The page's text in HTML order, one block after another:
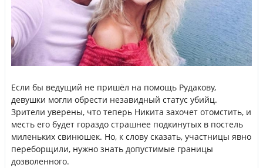
Если бы ведущий не пришёл на помощь Рудакову,
девушки могли обрести незавидный статус убийц.
Зрители уверены, что теперь Никита захочет отомстить, и
месть его будет гораздо страшнее подкинутых в постель
миленьких свинюшек. Но, к слову сказать, участницы явно
переборщили, нужно знать допустимые границы
дозволенного.